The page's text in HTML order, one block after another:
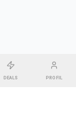
DEALS PROFIL